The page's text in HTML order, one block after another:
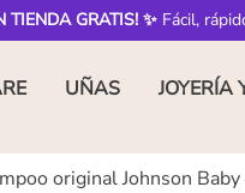
TIENDA GRATIS! ✨ Fácil,
UÑAS JOYERÍA
original Johnson